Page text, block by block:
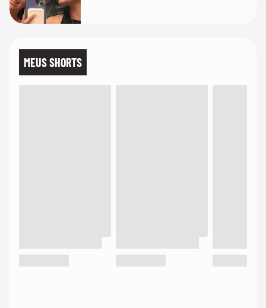
MEUS SHORTS